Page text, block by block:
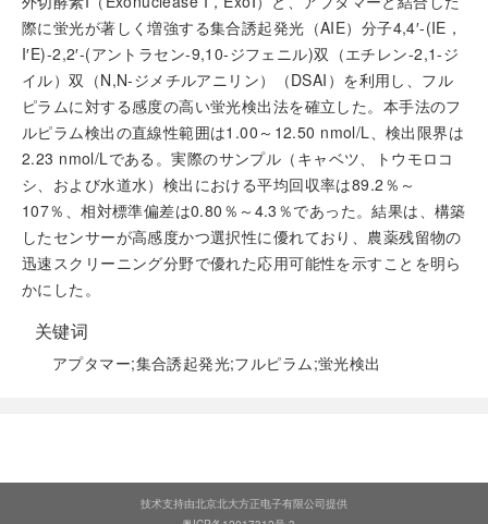
際に蛍光が著しく増強する集合誘起発光（AIE）分子4,4′-(IE，
I′E)-2,2′-(アントラセン-9,10-ジフェニル)双（エチレン-2,1-ジ
イル）双（N,N-ジメチルアニリン）（DSAI）を利用し、フル
ピラムに対する感度の高い蛍光検出法を確立した。本手法のフ
ルピラム検出の直線性範囲は1.00～12.50 nmol/L、検出限界は
2.23 nmol/Lである。実際のサンプル（キャベツ、トウモロコ
シ、および水道水）検出における平均回収率は89.2％～
107％、相対標準偏差は0.80％～4.3％であった。結果は、構築
したセンサーが高感度かつ選択性に優れており、農薬残留物の
迅速スクリーニング分野で優れた応用可能性を示すことを明ら
かにした。
关键词
アプタマー;集合誘起発光;フルピラム;蛍光検出
技术支持由北京北大方正电子有限公司提供